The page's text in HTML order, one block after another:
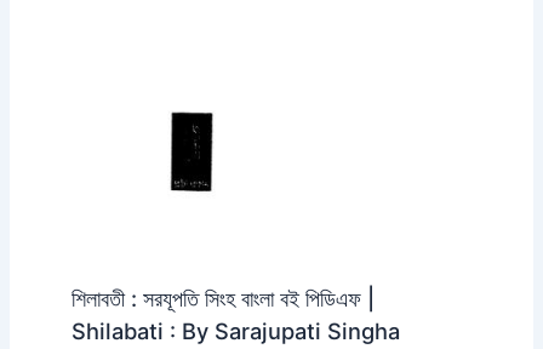
শিলাবতী : সরযূপতি সিংহ বাংলা বই পিডিএফ |
Shilabati : By Sarajupati Singha